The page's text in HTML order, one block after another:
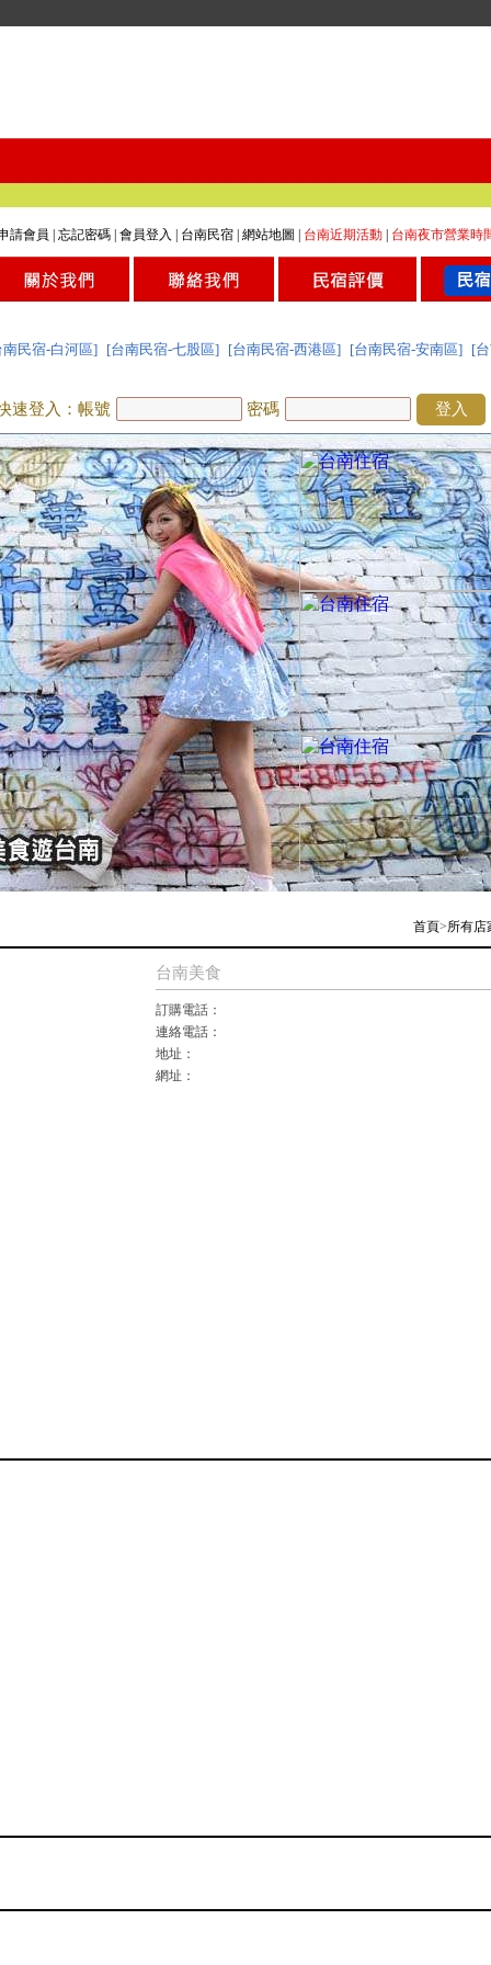
請會員 忘記密碼 會員登入 台南民宿 網站地圖 台南近期活動 台南夜市營業時
南民宿-白河區] [台南民宿-七股區] [台南民宿-西港區] [台南民宿-安南區] [
速登入：帳號 密碼 登入
首頁>所有店
台南美食
訂購電話：
連絡電話：
地址：
網址：